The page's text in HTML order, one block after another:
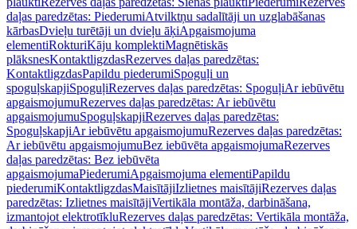
daļas paredzētas: PiederumiAtvilktņu sadalītāji un uzglabāšanas
kārbasDvieļu turētāji un dvieļu āķiApgaismojuma
elementiRokturiKāju komplektiMagnētiskās
plāksnesKontaktligzdasRezerves daļas paredzētas:
KontaktligzdasPapildu piederumiSpoguļi un
spoguļskapjiSpoguļiRezerves daļas paredzētas: SpoguļiAr iebūvētu
apgaismojumuRezerves daļas paredzētas: Ar iebūvētu
apgaismojumuSpoguļskapjiRezerves daļas paredzētas:
SpoguļskapjiAr iebūvētu apgaismojumuRezerves daļas paredzētas:
Ar iebūvētu apgaismojumuBez iebūvēta apgaismojumaRezerves
daļas paredzētas: Bez iebūvēta
apgaismojumaPiederumiApgaismojuma elementiPapildu
piederumiKontaktligzdasMaisītājiIzlietnes maisītājiRezerves daļas
paredzētas: Izlietnes maisītājiVertikāla montāža, darbināšana,
izmantojot elektrotīkluRezerves daļas paredzētas: Vertikāla montāža,